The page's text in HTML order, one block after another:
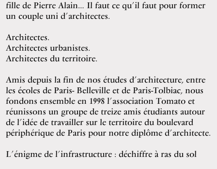
fille de Pierre Alain… Il faut ce qu’il faut pour former
un couple uni d’architectes.
Architectes.
Architectes urbanistes.
Architectes du territoire.
Amis depuis la fin de nos études d’architecture, entre
les écoles de Paris- Belleville et de Paris-Tolbiac, nous
fondons ensemble en 1998 l’association Tomato et
réunissons un groupe de treize amis étudiants autour
de l’idée de travailler sur le territoire du boulevard
périphérique de Paris pour notre diplôme d’architecte.
L’énigme de l’infrastructure : déchiffre à ras du sol